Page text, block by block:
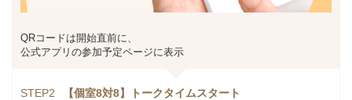
QRコードは開始直前に、
公式アプリの参加予定ページに表示
STEP2 【個室8対8】トークタイムスタート